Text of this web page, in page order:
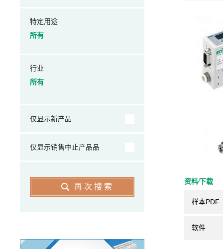
资料⁄下载
样本PDF
软件
特定用途
所有
行业
所有
仅显示新产品
仅显示销售中止产品品
再次搜索